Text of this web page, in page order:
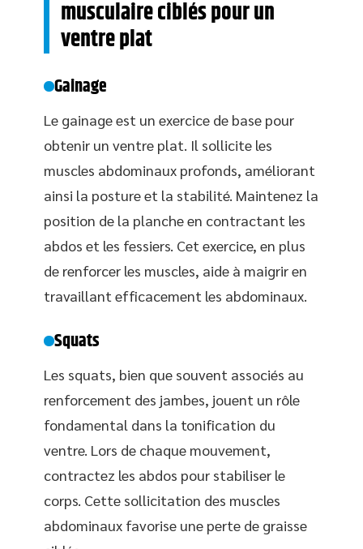
musculaire ciblés pour un
ventre plat
Gainage
Le gainage est un exercice de base pour
obtenir un ventre plat. Il sollicite les
muscles abdominaux profonds, améliorant
ainsi la posture et la stabilité. Maintenez la
position de la planche en contractant les
abdos et les fessiers. Cet exercice, en plus
de renforcer les muscles, aide à maigrir en
travaillant efficacement les abdominaux.
Squats
Les squats, bien que souvent associés au
renforcement des jambes, jouent un rôle
fondamental dans la tonification du
ventre. Lors de chaque mouvement,
contractez les abdos pour stabiliser le
corps. Cette sollicitation des muscles
abdominaux favorise une perte de graisse